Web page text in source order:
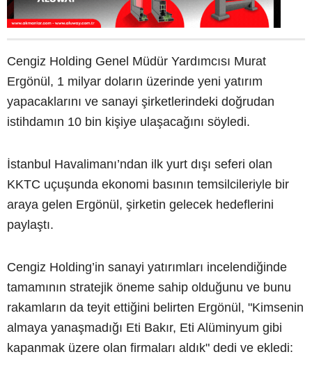
Cengiz Holding Genel Müdür Yardımcısı Murat
Ergönül, 1 milyar doların üzerinde yeni yatırım
yapacaklarını ve sanayi şirketlerindeki doğrudan
istihdamın 10 bin kişiye ulaşacağını söyledi.
İstanbul Havalimanı’ndan ilk yurt dışı seferi olan
KKTC uçuşunda ekonomi basının temsilcileriyle bir
araya gelen Ergönül, şirketin gelecek hedeflerini
paylaştı.
Cengiz Holding’in sanayi yatırımları incelendiğinde
tamamının stratejik öneme sahip olduğunu ve bunu
rakamların da teyit ettiğini belirten Ergönül, "Kimsenin
almaya yanaşmadığı Eti Bakır, Eti Alüminyum gibi
kapanmak üzere olan firmaları aldık" dedi ve ekledi: